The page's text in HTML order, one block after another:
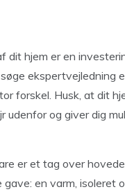
dit hjem er en
ekspertvejledning
forskel. Husk, at dit
og giver dig
er et tag over
en varm, isoleret